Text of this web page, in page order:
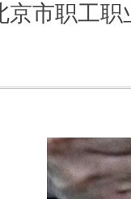
京市职工